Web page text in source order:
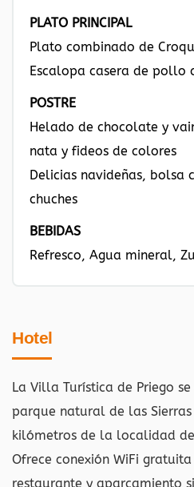
PLATO PRINCIPAL
Plato combinado de
Escalopa casera de pollo
POSTRE
Helado de chocolate y
nata y fideos de colores
Delicias navideñas, bolsa
chuches
BEBIDAS
Refresco, Agua mineral,
Hotel
La Villa Turística de Priego
parque natural de las
kilómetros de la localidad
Ofrece conexión WiFi
restaurante y aparcamiento